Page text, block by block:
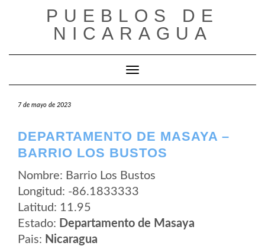
PUEBLOS DE
NICARAGUA
Cambiar modo de navegación
7 de mayo de 2023
DEPARTAMENTO DE MASAYA –
BARRIO LOS BUSTOS
Nombre: Barrio Los Bustos
Longitud: -86.1833333
Latitud: 11.95
Estado: Departamento de Masaya
Pais: Nicaragua